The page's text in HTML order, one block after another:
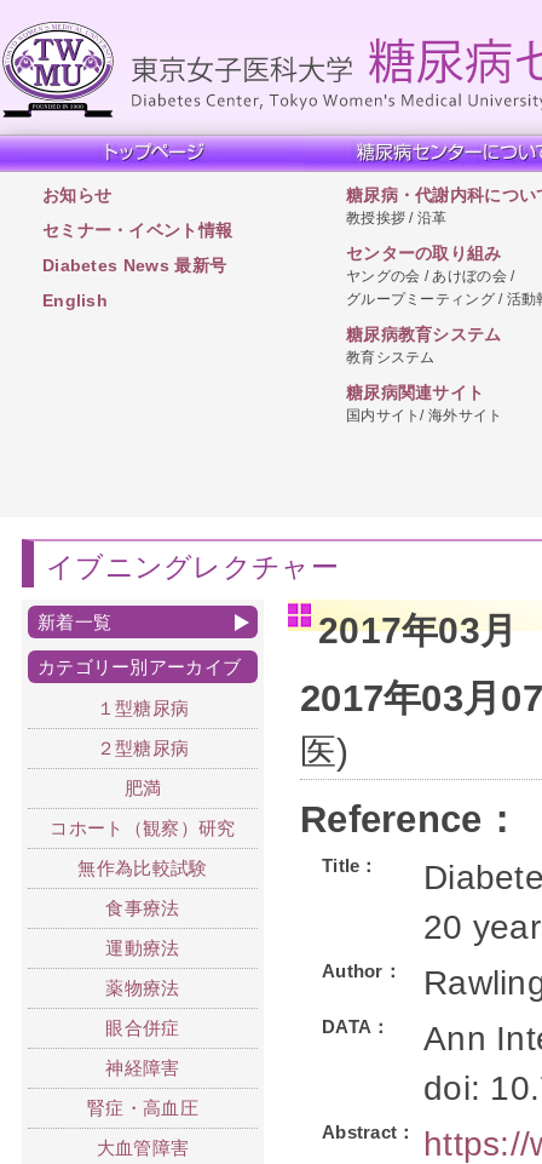
お知らせ
セミナー・イベント情報
Diabetes News 最新号
English
糖尿病・代謝内科につい
教授挨拶 / 沿革
センターの取り組み
ヤングの会 / あけぼの会 /
グループミーティング / 活動
糖尿病教育システム
教育システム
糖尿病関連サイト
国内サイト/ 海外サイト
イブニングレクチャー
2017年03月
2017年03月
医)
Reference：
Title：
20
Author：
DATA：
Ann
doi:
Abstract： https://
新着一覧
カテゴリー別アーカイブ
１型糖尿病
２型糖尿病
肥満
コホート（観察）研究
無作為比較試験
食事療法
運動療法
薬物療法
眼合併症
神経障害
腎症・高血圧
大血管障害